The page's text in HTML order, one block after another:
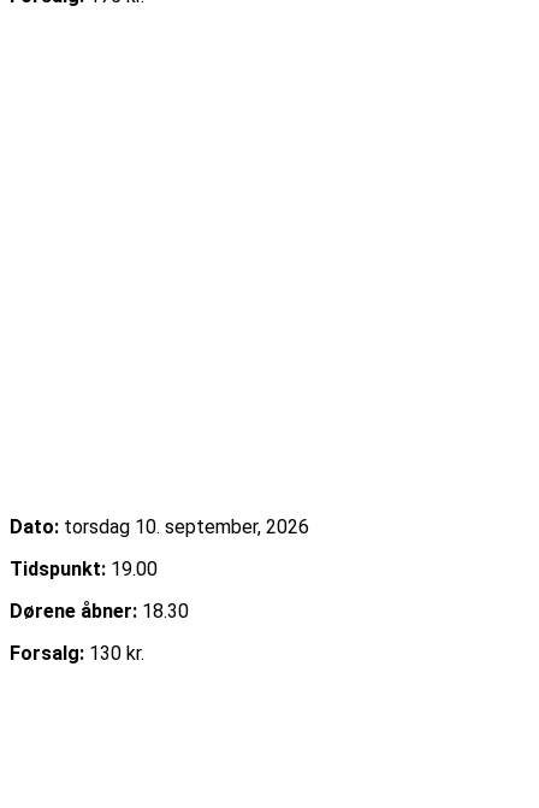
Dato: torsdag 10. september, 2026
Tidspunkt: 19.00
Dørene åbner: 18.30
Forsalg: 130 kr.